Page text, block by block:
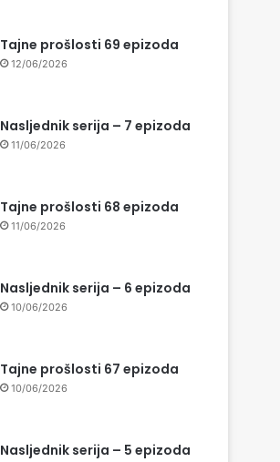
Tajne prošlosti 69 epizoda
12/06/2026
Nasljednik serija – 7 epizoda
11/06/2026
Tajne prošlosti 68 epizoda
11/06/2026
Nasljednik serija – 6 epizoda
10/06/2026
Tajne prošlosti 67 epizoda
10/06/2026
Nasljednik serija – 5 epizoda